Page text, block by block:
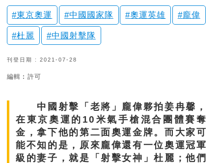
東京奧運 中國國家隊 奧運英雄 龐偉
杜麗 中國射擊隊
刊登日期 : 2021-07-28
編輯︰許可
中國射擊「老將」龐偉夥拍姜冉馨，
在東京奧運的10米氣手槍混合團體賽奪
金，拿下他的第二面奧運金牌。而大家可
能不知的是，原來龐偉還有一位奧運冠軍
級的妻子，就是「射擊女神」杜麗；他們